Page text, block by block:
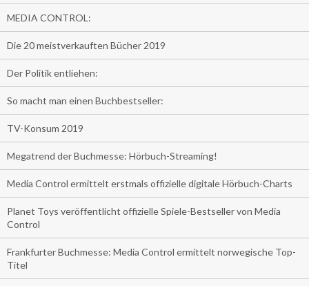
MEDIA CONTROL:
Die 20 meistverkauften Bücher 2019
Der Politik entliehen:
So macht man einen Buchbestseller:
TV-Konsum 2019
Megatrend der Buchmesse: Hörbuch-Streaming!
Media Control ermittelt erstmals offizielle digitale Hörbuch-Charts
Planet Toys veröffentlicht offizielle Spiele-Bestseller von Media
Control
Frankfurter Buchmesse: Media Control ermittelt norwegische Top-
Titel